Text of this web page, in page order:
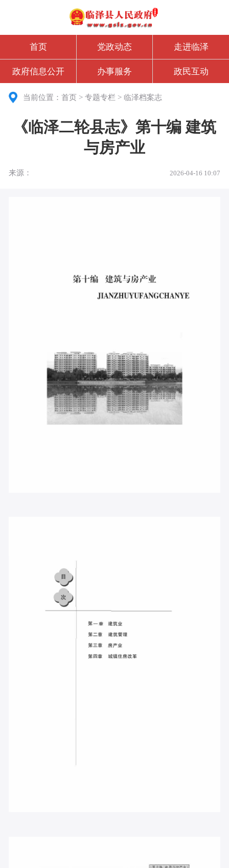
首页 党政动态 走进临泽
政府信息公开 办事服务 政民互动
当前位置：首页 >专题专栏 > 临泽档案志
《临泽二轮县志》第十编 建筑
与房产业
来源： 2026-04-16 10:07